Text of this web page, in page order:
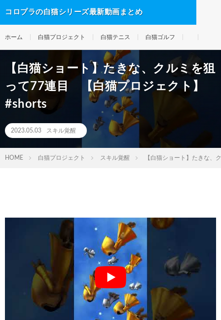
コロプラの白猫シリーズ最新動画まとめ
ホーム 白猫プロジェクト 白猫テニス 白猫ゴルフ
【白猫ショート】たきな、クルミを狙
って77連目 【白猫プロジェクト】
#shorts
2023.05.03 スキル覚醒
HOME 白猫プロジェクト スキル覚醒 【白猫ショート】たきな